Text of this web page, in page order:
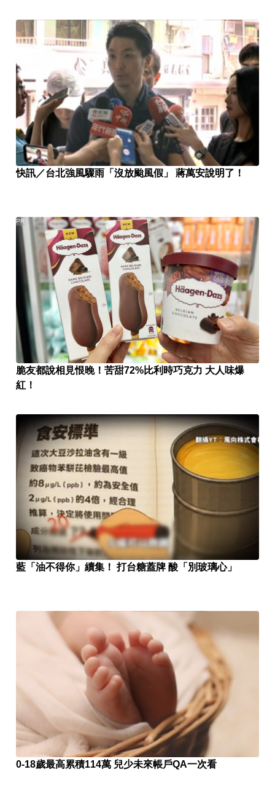
快訊／台北強風驟雨「沒放颱風假」 蔣萬安說明了！
脆友都說相見恨晚！苦甜72%比利時巧克力 大人味爆
紅！
PR
藍「油不得你」續集！ 打台糖蓋牌 酸「別玻璃心」
0-18歲最高累積114萬 兒少未來帳戶QA一次看